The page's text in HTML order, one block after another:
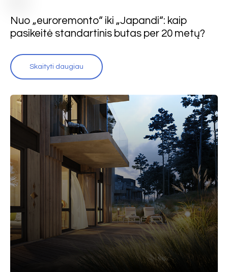
Nuo „euroremonto“ iki „Japandi“: kaip
pasikeitė standartinis butas per 20 metų?
Skaityti daugiau